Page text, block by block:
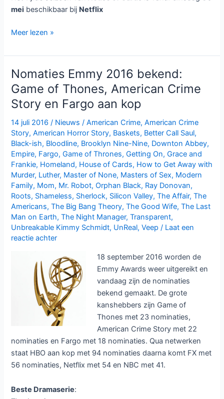
mei beschikbaar bij Netflix
House
Cards
seizoen
5
bij
Netflix
Meer lezen »
Nomaties Emmy 2016 bekend:
Game of Thones, American Crime
Story en Fargo aan kop
14 juli 2016/ Nieuws /American Crime,American Crime
Story,American Horror Story, Baskets, Better Call Saul,
Black-ish, Bloodline, Brooklyn Nine-Nine, Downton Abbey,
Empire, Fargo,Game of Thrones,Getting On,Grace and
Frankie, Homeland, House of Cards, How to Get Away with
Murder, Luther, Master of None, Masters of Sex, Modern
Family, Mom, Mr. Robot,Orphan Black, Ray Donovan,
Roots, Shameless, Sherlock, Silicon Valley,The Affair,The
Americans,The Big Bang Theory,The Good Wife,The Last
Man on Earth,The Night Manager,Transparent,
Unbreakable Kimmy Schmidt, UnReal,Veep / Laat een
reactie achter
18 september 2016 worden de
Emmy Awards weer uitgereikt en
vandaag zijn de nominaties
bekend gemaakt. De grote
kanshebbers zijn Game of
Thones met 23 nominaties,
American Crime Story met 22
nominaties en Fargo met 18 nominaties. Qua netwerken
staat HBO aan kop met 94 nominaties daarna komt FX met
56 nominaties, Netflix met 54 en NBC met 41.
Beste Dramaserie: